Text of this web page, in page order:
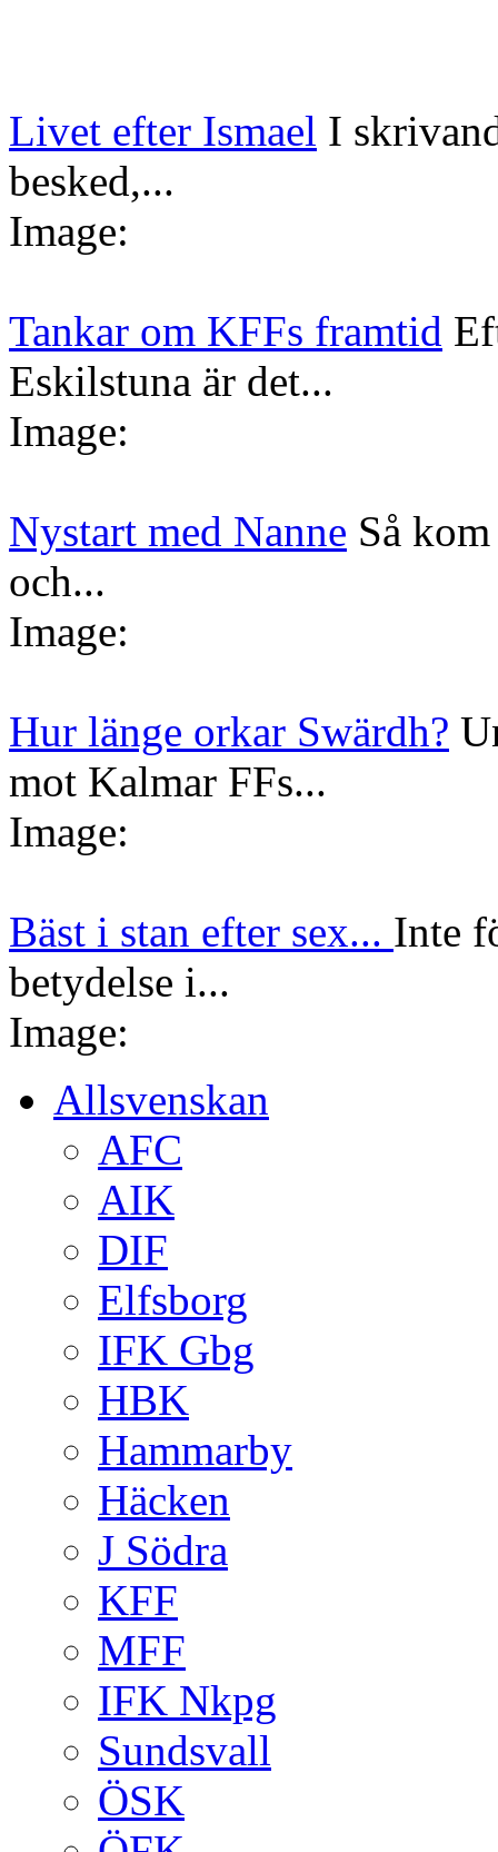
Livet efter Ismael I
besked,...
Image:
Tankar om KFFs framtid
Eskilstuna är det...
Image:
Nystart med Nanne Så
och...
Image:
Hur länge orkar Swärdh?
mot Kalmar FFs...
Image:
Bäst i stan efter sex... Inte
betydelse i...
Image:
Allsvenskan
AFC
AIK
DIF
Elfsborg
IFK Gbg
HBK
Hammarby
Häcken
J Södra
KFF
MFF
IFK Nkpg
Sundsvall
ÖSK